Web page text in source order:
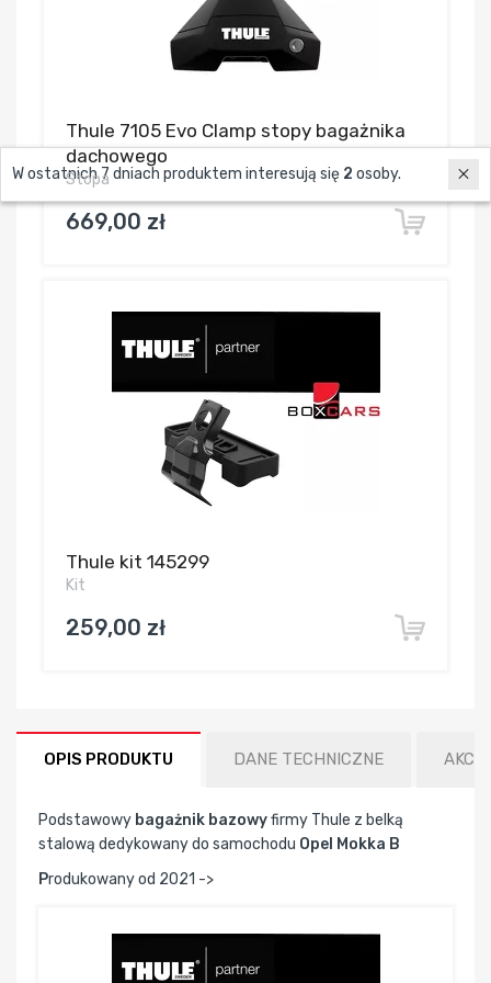
Thule 7105 Evo Clamp stopy bagażnika
dachowego
Stopa
669,00 zł
Thule kit 145299
Kit
259,00 zł
OPIS PRODUKTU DANE TECHNICZNE
Podstawowy bagażnik bazowyfirmy Thule z belką
stalową dedykowany do samochodu Opel Mokka B
Produkowany od 2021 ->
W ostatnich 7 dniach produktem interesują się 2 osoby.